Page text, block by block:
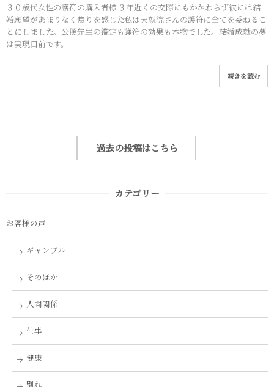
３０歳代女性の護符の購入者様 ３年近くの交際にもかかわらず彼には結
婚願望があまりなく焦りを感じた私は天就院さんの護符に全てを委ねるこ
とにしました。公照先生の鑑定も護符の効果も本物でした。結婚成就の夢
は実現目前です。
続きを読む
過去の投稿はこちら
カテゴリー
お客様の声
ギャンブル
そのほか
人間関係
仕事
健康
別れ